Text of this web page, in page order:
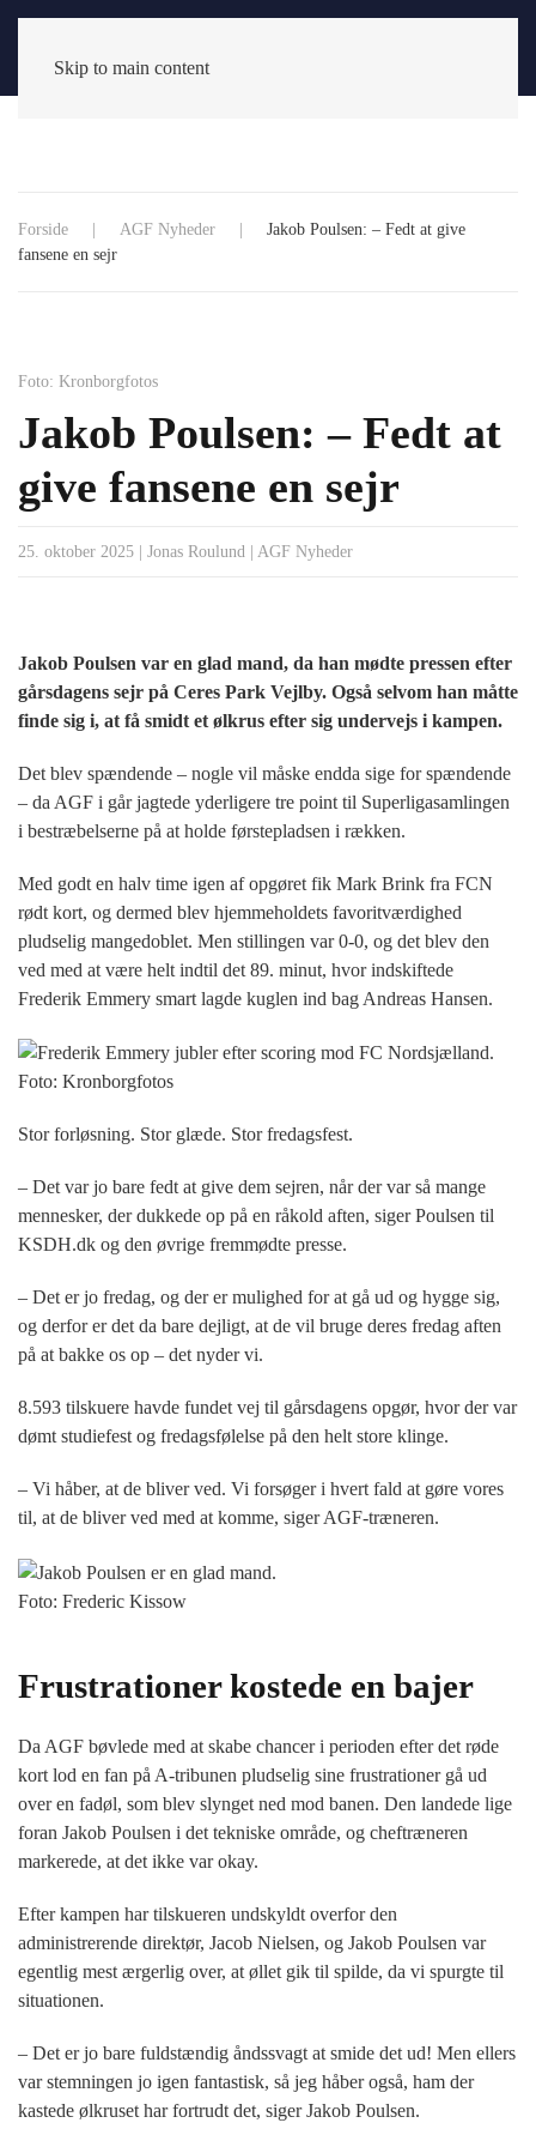
Skip to main content
Forside AGF Nyheder
Jakob Poulsen: – Fedt at give
fansene en sejr
Foto: Kronborgfotos
Jakob Poulsen: – Fedt at
give fansene en sejr
25. oktober 2025 Jonas Roulund AGF Nyheder
Jakob Poulsen var en glad mand, da han mødte pressen efter
gårsdagens sejr på Ceres Park Vejlby. Også selvom han måtte
finde sig i, at få smidt et ølkrus efter sig undervejs i kampen.
Det blev spændende – nogle vil måske endda sige for spændende
– da AGF i går jagtede yderligere tre point til Superligasamlingen
i bestræbelserne på at holde førstepladsen i rækken.
Med godt en halv time igen af opgøret fik Mark Brink fra FCN
rødt kort, og dermed blev hjemmeholdets favoritværdighed
pludselig mangedoblet. Men stillingen var 0-0, og det blev den
ved med at være helt indtil det 89. minut, hvor indskiftede
Frederik Emmery smart lagde kuglen ind bag Andreas Hansen.
Foto: Kronborgfotos
Stor forløsning. Stor glæde. Stor fredagsfest.
– Det var jo bare fedt at give dem sejren, når der var så mange
mennesker, der dukkede op på en råkold aften, siger Poulsen til
KSDH.dk og den øvrige fremmødte presse.
– Det er jo fredag, og der er mulighed for at gå ud og hygge sig,
og derfor er det da bare dejligt, at de vil bruge deres fredag aften
på at bakke os op – det nyder vi.
8.593 tilskuere havde fundet vej til gårsdagens opgør, hvor der var
dømt studiefest og fredagsfølelse på den helt store klinge.
– Vi håber, at de bliver ved. Vi forsøger i hvert fald at gøre vores
til, at de bliver ved med at komme, siger AGF-træneren.
Foto: Frederic Kissow
Frustrationer kostede en bajer
Da AGF bøvlede med at skabe chancer i perioden efter det røde
kort lod en fan på A-tribunen pludselig sine frustrationer gå ud
over en fadøl, som blev slynget ned mod banen. Den landede lige
foran Jakob Poulsen i det tekniske område, og cheftræneren
markerede, at det ikke var okay.
Efter kampen har tilskueren undskyldt overfor den
administrerende direktør, Jacob Nielsen, og Jakob Poulsen var
egentlig mest ærgerlig over, at øllet gik til spilde, da vi spurgte til
situationen.
– Det er jo bare fuldstændig åndssvagt at smide det ud! Men ellers
var stemningen jo igen fantastisk, så jeg håber også, ham der
kastede ølkruset har fortrudt det, siger Jakob Poulsen.